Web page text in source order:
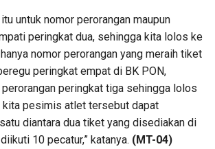
untuk nomor perorangan maupun
peringkat dua, sehingga kita lolos ke
nomor perorangan yang meraih tiket
peringkat empat di BK PON,
peringkat tiga sehingga lolos
kita pesimis atlet tersebut dapat
diantara dua tiket yang disediakan di
10 pecatur,” katanya. (MT-04)